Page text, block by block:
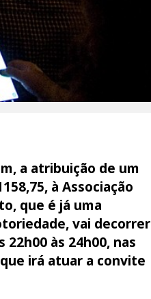
a atribuição de um
à Associação
que é já uma
vai decorrer
às 24h00, nas
irá atuar a convite